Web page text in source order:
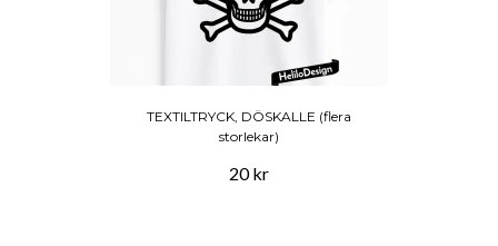
TEXTILTRYCK, DÖSKALLE (flera
storlekar)
20 kr